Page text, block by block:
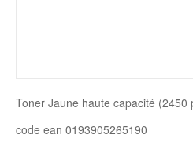
Toner Jaune haute capacité (2450
code ean 0193905265190